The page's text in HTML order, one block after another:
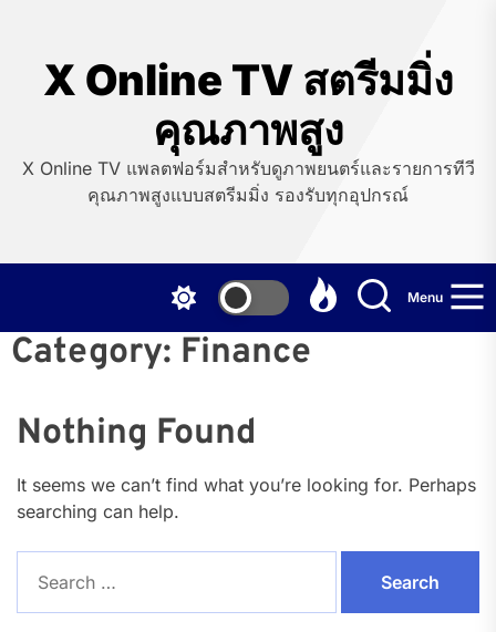
contentX Online TV สตรีมมิ่ง
คุณภาพสูง
X Online TV แพลตฟอร์มสำหรับดูภาพยนตร์และรายการทีวี
คุณภาพสูงแบบสตรีมมิ่ง รองรับทุกอุปกรณ์
Menu
Category: Finance
Nothing Found
It seems we can’t find what you’re looking for. Perhaps
searching can help.
for: